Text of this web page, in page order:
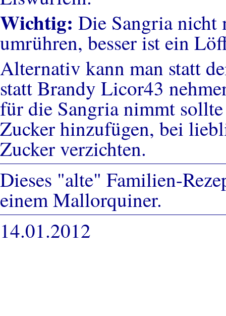
Wichtig: Die Sangria
umrühren, besser ist ein
Alternativ kann man statt
statt Brandy Licor43
für die Sangria nimmt
Zucker hinzufügen, bei
Zucker verzichten.
Dieses "alte" Familien-
einem Mallorquiner.
14.01.2012